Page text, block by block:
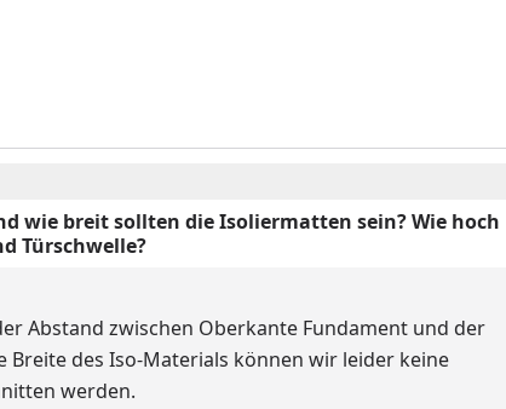
wie breit sollten die Isoliermatten sein? Wie hoch
Türschwelle?
Abstand zwischen Oberkante Fundament und der
des Iso-Materials können wir leider keine
werden.